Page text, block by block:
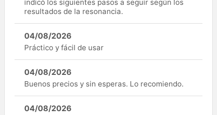
indicó los siguientes pasos a seguir según los
resultados de la resonancia.
04/08/2026
Práctico y fácil de usar
04/08/2026
Buenos precios y sin esperas. Lo recomiendo.
04/08/2026